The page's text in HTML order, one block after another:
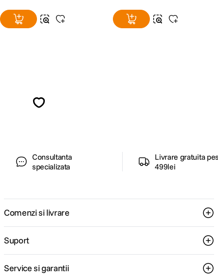
Consultanta
specializata
Livrare gratuita
499lei
Comenzi si livrare
Suport
Service si garantii